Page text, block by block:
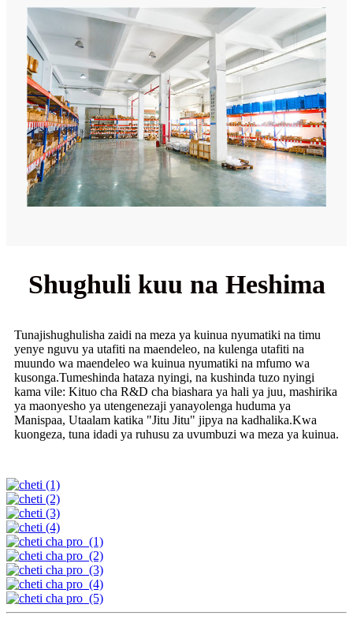
Shughuli kuu na Heshima
Tunajishughulisha zaidi na meza ya kuinua nyumatiki na timu
yenye nguvu ya utafiti na maendeleo, na kulenga utafiti na
muundo wa maendeleo wa kuinua nyumatiki na mfumo wa
kusonga.Tumeshinda hataza nyingi, na kushinda tuzo nyingi
kama vile: Kituo cha R&D cha biashara ya hali ya juu, mashirika
ya maonyesho ya utengenezaji yanayolenga huduma ya
Manispaa, Utaalam katika "Jitu Jitu" jipya na kadhalika.Kwa
kuongeza, tuna idadi ya ruhusu za uvumbuzi wa meza ya kuinua.